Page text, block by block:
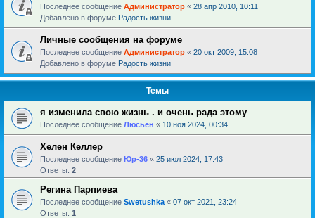
Последнее сообщение Администратор « 28 апр 2010, 10:11
Добавлено в форуме Радость жизни
Личные сообщения на форуме
Последнее сообщение Администратор « 20 окт 2009, 15:08
Добавлено в форуме Радость жизни
Темы
я изменила свою жизнь . и очень рада этому
Последнее сообщение Люсьен « 10 ноя 2024, 00:34
Хелен Келлер
Последнее сообщение Юр-36 « 25 июл 2024, 17:43
Ответы: 2
Регина Парпиева
Последнее сообщение Swetushka « 07 окт 2021, 23:24
Ответы: 1